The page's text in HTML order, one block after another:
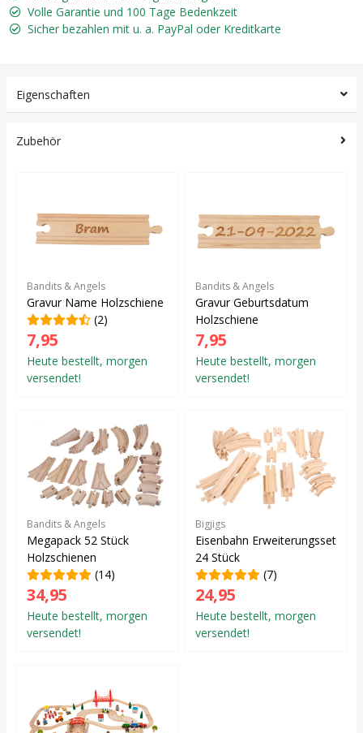
Volle Garantie und 100 Tage Bedenkzeit
Sicher bezahlen mit u. a. PayPal oder Kreditkarte
Eigenschaften
Zubehör
Bandits & Angels
Gravur Name Holzschiene
(2)
7,95
Heute bestellt, morgen
versendet!
Bandits & Angels
Gravur Geburtsdatum
Holzschiene
7,95
Heute bestellt, morgen
versendet!
Bandits & Angels
Megapack 52 Stück
Holzschienen
(14)
34,95
Heute bestellt, morgen
versendet!
Bigjigs
Eisenbahn Erweiterungsset
24 Stück
(7)
24,95
Heute bestellt, morgen
versendet!